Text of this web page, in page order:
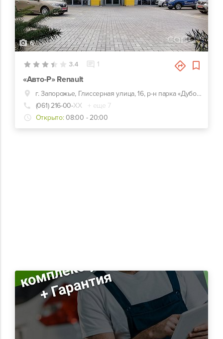
6
3.4 1
«Авто-Р» Renault
г. Запорожье, Глиссерная улица, 16, р-н парка «Дубовая роща»
(061) 216-00-ХХ
+ еще 7
Открыто: 08:00 - 20:00